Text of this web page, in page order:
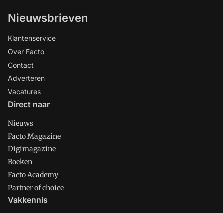
Nieuwsbrieven
Klantenservice
Over Facto
Contact
Adverteren
Vacatures
Direct naar
Nieuws
Facto Magazine
Digimagazine
Boeken
Facto Academy
Partner of choice
Vakkennis